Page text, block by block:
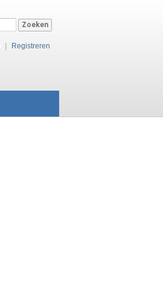
Registreren